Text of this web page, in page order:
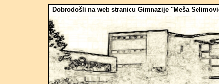
Dobrodošli na web stranicu Gimnazije "Meša